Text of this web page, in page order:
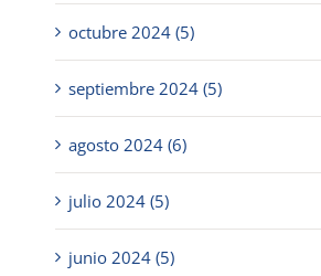
octubre 2024 (5)
septiembre 2024 (5)
agosto 2024 (6)
julio 2024 (5)
junio 2024 (5)